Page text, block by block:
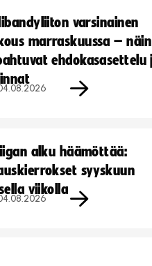
varsinainen
marraskuussa – näin
ehdokasasettelu
alku häämöttää:
syyskuun
viikolla